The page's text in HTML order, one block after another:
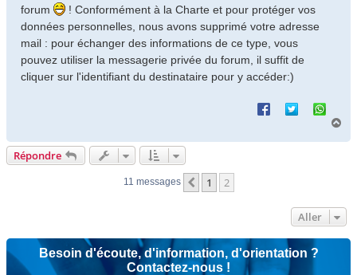
g
e
forum
! Conformément à la Charte et pour protéger vos
données personnelles, nous avons supprimé votre adresse
mail : pour échanger des informations de ce type, vous
pouvez utiliser la messagerie privée du forum, il suffit de
cliquer sur l'identifiant du destinataire pour y accéder:)
Répondre
11 messages Précédent
1 2
Aller
Besoin d'écoute, d'information, d'orientation ?
Contactez-nous !